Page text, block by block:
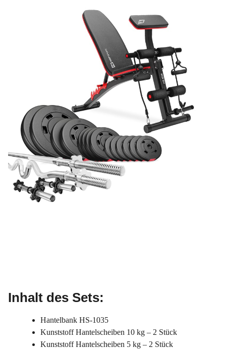
Inhalt des Sets:
Hantelbank HS-1035
Kunststoff Hantelscheiben 10 kg – 2 Stück
Kunststoff Hantelscheiben 5 kg – 2 Stück